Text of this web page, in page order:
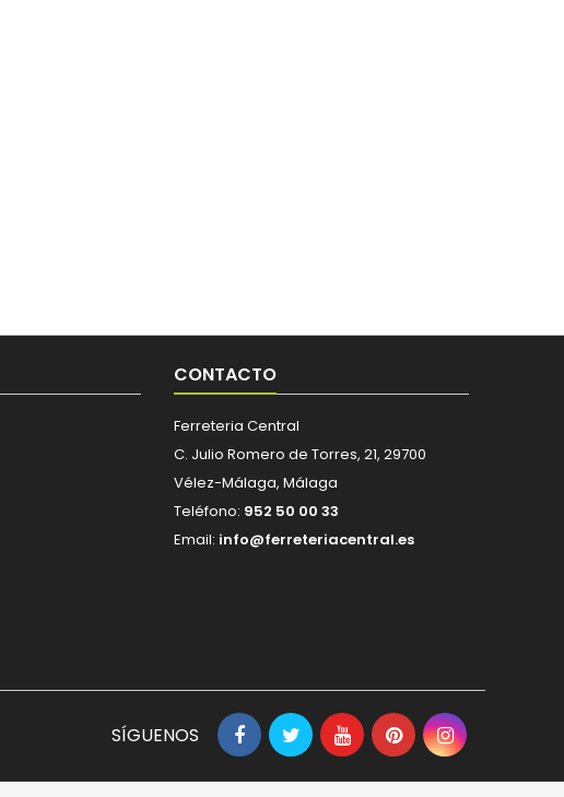
CONTACTO
Ferreteria Central
C. Julio Romero de Torres, 21, 29700
Vélez-Málaga, Málaga
Teléfono: 952 50 00 33
Email: info@ferreteriacentral.es
SÍGUENOS